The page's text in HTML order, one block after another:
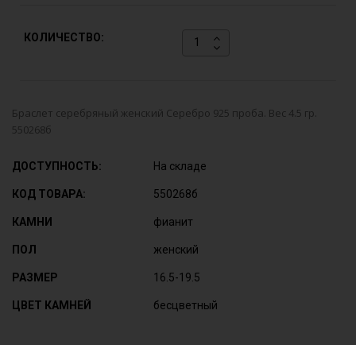
КОЛИЧЕСТВО:
Браслет серебряный женский Серебро 925 проба. Вес 4.5 гр.
550268б
ДОСТУПНОСТЬ: На складе
КОД ТОВАРА: 550268б
КАМНИ фианит
ПОЛ женский
РАЗМЕР 16.5-19.5
ЦВЕТ КАМНЕЙ бесцветный